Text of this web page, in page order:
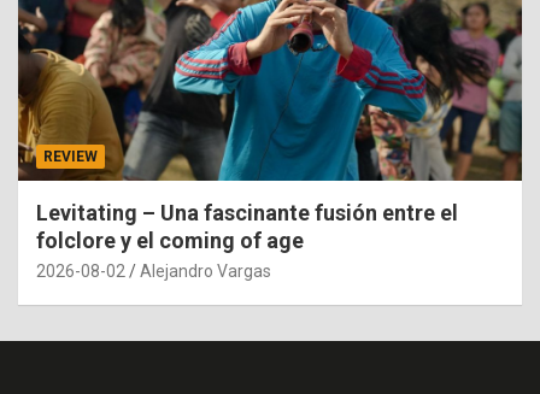
REVIEW
Levitating – Una fascinante fusión entre el
folclore y el coming of age
2026-08-02 Alejandro Vargas